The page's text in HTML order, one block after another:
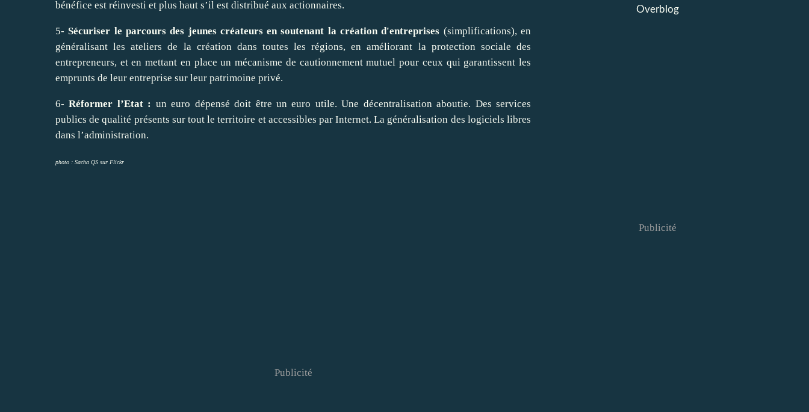
bénéfice est réinvesti et plus haut s’il est distribué aux actionnaires.
5- Sécuriser le parcours des jeunes créateurs en soutenant la création d'entreprises (simplifications), en
généralisant les ateliers de la création dans toutes les régions, en améliorant la protection sociale des
entrepreneurs, et en mettant en place un mécanisme de cautionnement mutuel pour ceux qui garantissent les
emprunts de leur entreprise sur leur patrimoine privé.
6-Réformer l’Etat : un euro dépensé doit être un euro utile. Une décentralisation aboutie. Des services
publics de qualité présents sur tout le territoire et accessibles par Internet. La généralisation des logiciels libres
dans l’administration.
photo : Sacha QS sur Flickr
Publicité
Overblog
Publicité